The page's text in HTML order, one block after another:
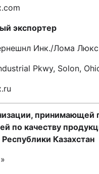
экспортер
Инк./Лома
Pkwy, Solon,
принимающей
по качеству
Казахстан